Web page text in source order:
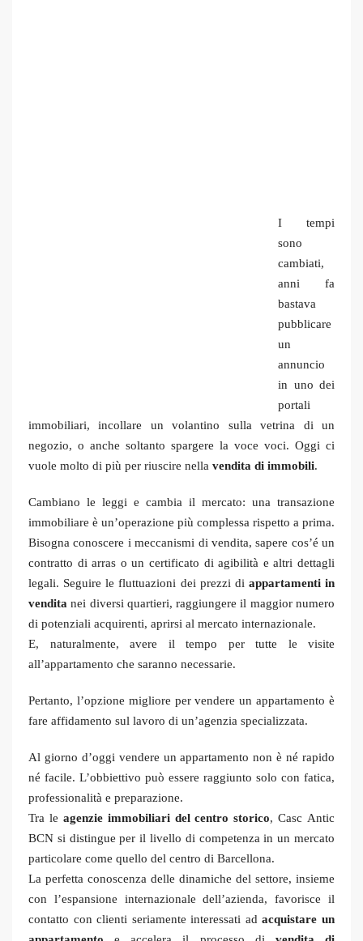
I tempi
sono
cambiati,
anni fa
bastava
pubblicare
un
annuncio
in uno dei
portali
immobiliari, incollare un volantino sulla vetrina di un
negozio, o anche soltanto spargere la voce voci. Oggi ci
vuole molto di più per riuscire nella vendita di immobili.
Cambiano le leggi e cambia il mercato: una transazione
immobiliare è un’operazione più complessa rispetto a prima.
Bisogna conoscere i meccanismi di vendita, sapere cos’é un
contratto di arras o un certificato di agibilità e altri dettagli
legali. Seguire le fluttuazioni dei prezzi di appartamenti in
vendita nei diversi quartieri, raggiungere il maggior numero
di potenziali acquirenti, aprirsi al mercato internazionale.
E, naturalmente, avere il tempo per tutte le visite
all’appartamento che saranno necessarie.
Pertanto, l’opzione migliore per vendere un appartamento è
fare affidamento sul lavoro di un’agenzia specializzata.
Al giorno d’oggi vendere un appartamento non è né rapido
né facile. L’obbiettivo può essere raggiunto solo con fatica,
professionalità e preparazione.
Tra le agenzie immobiliari del centro storico, Casc Antic
BCN si distingue per il livello di competenza in un mercato
particolare come quello del centro di Barcellona.
La perfetta conoscenza delle dinamiche del settore, insieme
con l’espansione internazionale dell’azienda, favorisce il
contatto con clienti seriamente interessati adacquistare un